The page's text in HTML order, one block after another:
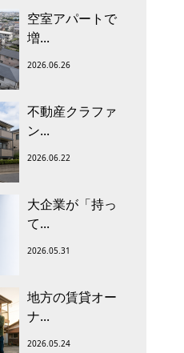
空室アパートで
増...
2026.06.26
不動産クラファ
ン...
2026.06.22
大企業が「持っ
て...
2026.05.31
地方の賃貸オー
ナ...
2026.05.24